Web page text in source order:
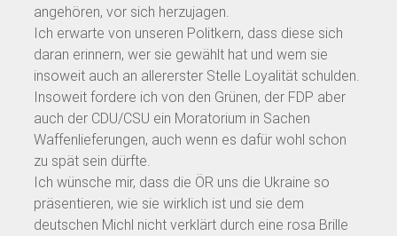
angehören, vor sich herzujagen.
Ich erwarte von unseren Politkern, dass diese sich
daran erinnern, wer sie gewählt hat und wem sie
insoweit auch an allererster Stelle Loyalität schulden.
Insoweit fordere ich von den Grünen, der FDP aber
auch der CDU/CSU ein Moratorium in Sachen
Waffenlieferungen, auch wenn es dafür wohl schon
zu spät sein dürfte.
Ich wünsche mir, dass die ÖR uns die Ukraine so
präsentieren, wie sie wirklich ist und sie dem
deutschen Michl nicht verklärt durch eine rosa Brille